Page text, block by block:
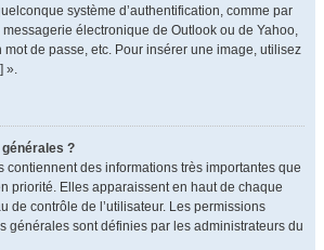
système d’authentification, comme par
électronique de Outlook ou de Yahoo,
mot de passe, etc. Pour insérer une image, utilisez
».
?
contiennent des informations très importantes que
priorité. Elles apparaissent en haut de chaque
de contrôle de l’utilisateur. Les permissions
générales sont définies par les administrateurs du